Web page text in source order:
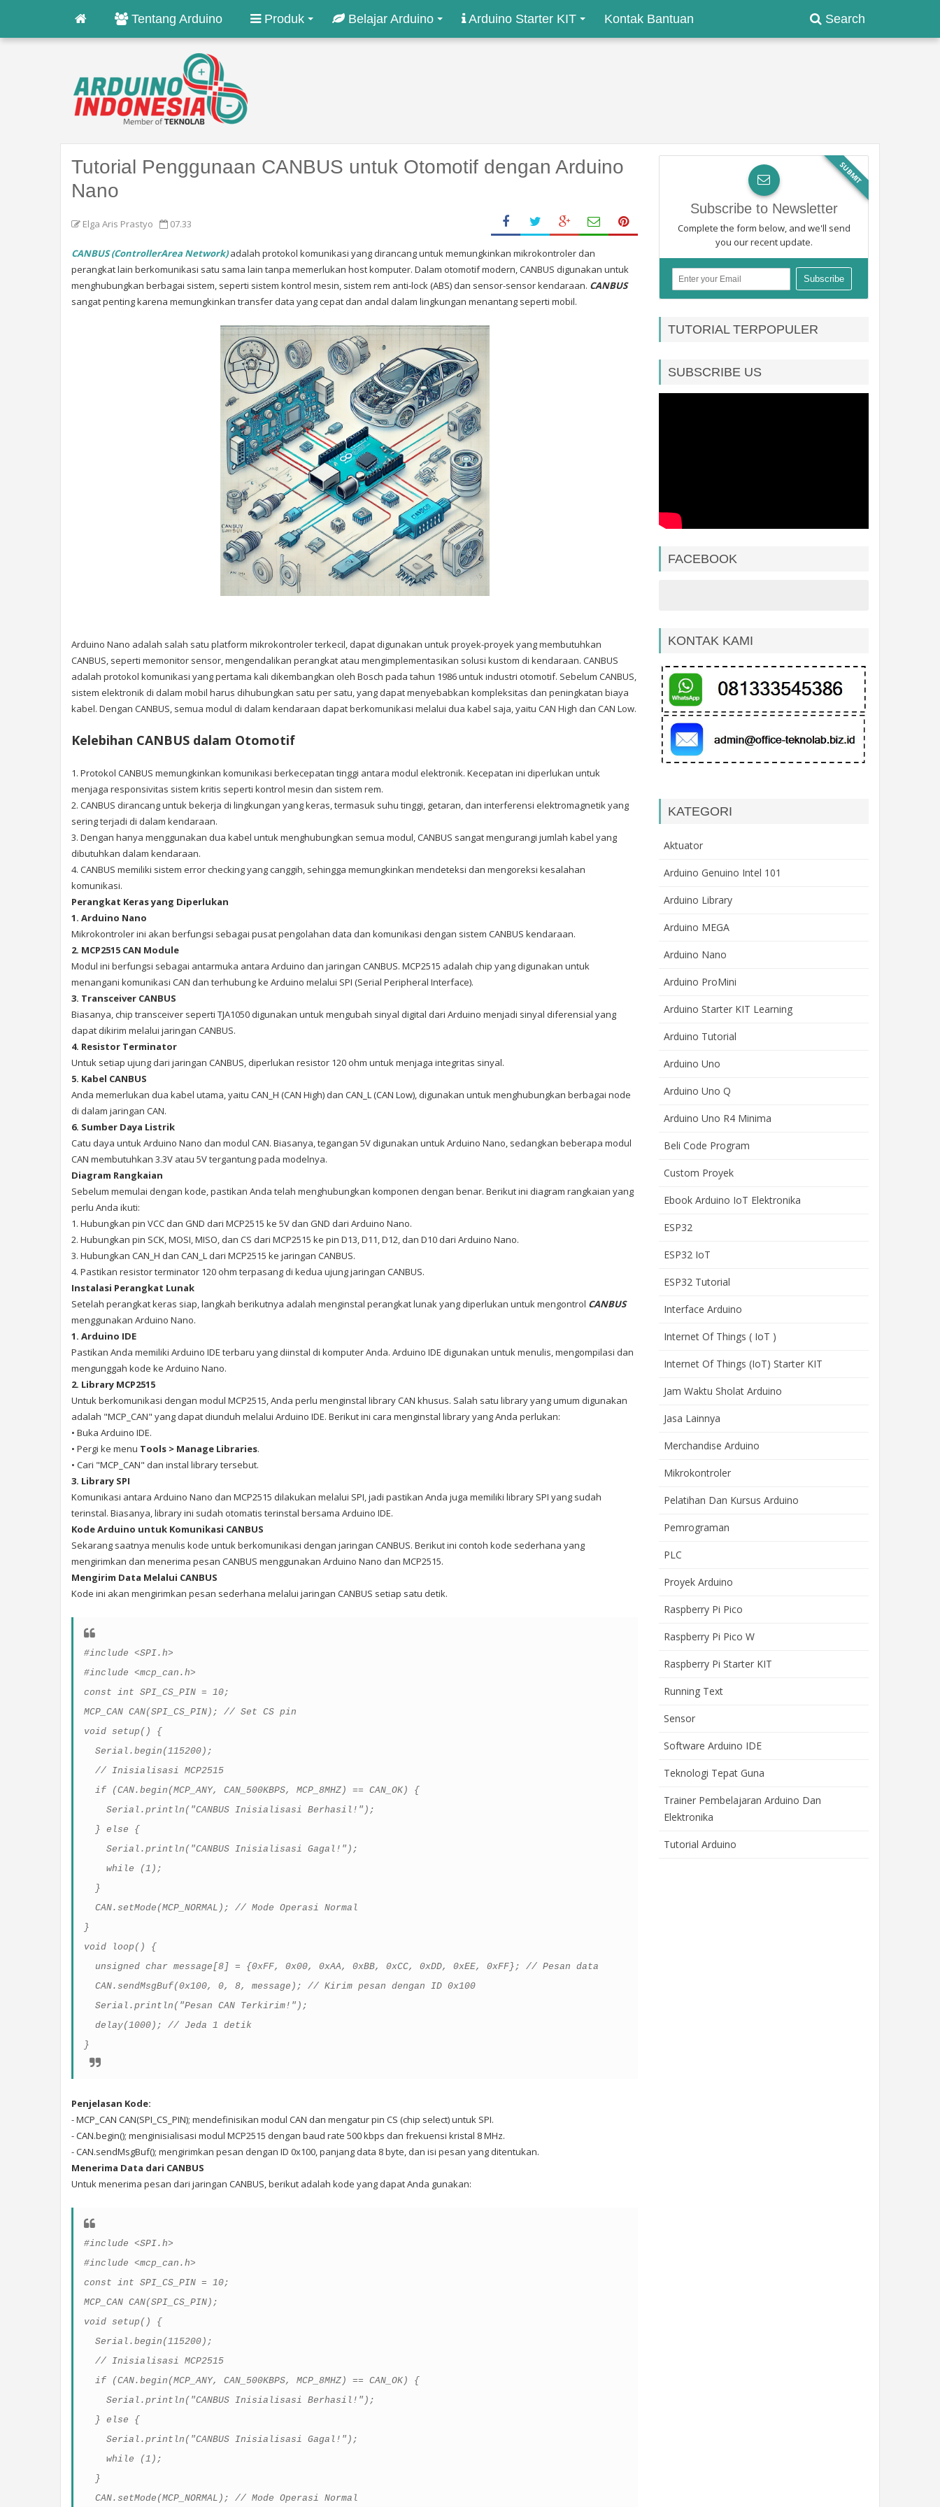
Search
Tentang Arduino Produk Belajar Arduino Arduino Starter KIT Kontak Bantuan
Tutorial Penggunaan CANBUS untuk Otomotif dengan Arduino
Nano
Elga Aris Prastyo 07.33
CANBUS (ControllerArea Network)adalah protokol komunikasi yang dirancang untuk memungkinkan mikrokontroler dan
perangkat lain berkomunikasi satu sama lain tanpa memerlukan host komputer. Dalam otomotif modern, CANBUS digunakan untuk
menghubungkan berbagai sistem, seperti sistem kontrol mesin, sistem rem anti-lock (ABS) dan sensor-sensor kendaraan. CANBUS
sangat penting karena memungkinkan transfer data yang cepat dan andal dalam lingkungan menantang seperti mobil.
Arduino Nano adalah salah satu platform mikrokontroler terkecil, dapat digunakan untuk proyek-proyek yang membutuhkan
CANBUS, seperti memonitor sensor, mengendalikan perangkat atau mengimplementasikan solusi kustom di kendaraan. CANBUS
adalah protokol komunikasi yang pertama kali dikembangkan oleh Bosch pada tahun 1986 untuk industri otomotif. Sebelum CANBUS,
sistem elektronik di dalam mobil harus dihubungkan satu per satu, yang dapat menyebabkan kompleksitas dan peningkatan biaya
kabel. Dengan CANBUS, semua modul di dalam kendaraan dapat berkomunikasi melalui dua kabel saja, yaitu CAN High dan CAN Low.
Kelebihan CANBUS dalam Otomotif
1. Protokol CANBUS memungkinkan komunikasi berkecepatan tinggi antara modul elektronik. Kecepatan ini diperlukan untuk
menjaga responsivitas sistem kritis seperti kontrol mesin dan sistem rem.
2. CANBUS dirancang untuk bekerja di lingkungan yang keras, termasuk suhu tinggi, getaran, dan interferensi elektromagnetik yang
sering terjadi di dalam kendaraan.
3. Dengan hanya menggunakan dua kabel untuk menghubungkan semua modul, CANBUS sangat mengurangi jumlah kabel yang
dibutuhkan dalam kendaraan.
4. CANBUS memiliki sistem error checking yang canggih, sehingga memungkinkan mendeteksi dan mengoreksi kesalahan
komunikasi.
Perangkat Keras yang Diperlukan
1. Arduino Nano
Mikrokontroler ini akan berfungsi sebagai pusat pengolahan data dan komunikasi dengan sistem CANBUS kendaraan.
2. MCP2515 CAN Module
Modul ini berfungsi sebagai antarmuka antara Arduino dan jaringan CANBUS. MCP2515 adalah chip yang digunakan untuk
menangani komunikasi CAN dan terhubung ke Arduino melalui SPI (Serial Peripheral Interface).
3. Transceiver CANBUS
Biasanya, chip transceiver seperti TJA1050 digunakan untuk mengubah sinyal digital dari Arduino menjadi sinyal diferensial yang
dapat dikirim melalui jaringan CANBUS.
4. Resistor Terminator
Untuk setiap ujung dari jaringan CANBUS, diperlukan resistor 120 ohm untuk menjaga integritas sinyal.
5. Kabel CANBUS
Anda memerlukan dua kabel utama, yaitu CAN_H (CAN High) dan CAN_L (CAN Low), digunakan untuk menghubungkan berbagai node
di dalam jaringan CAN.
6. Sumber Daya Listrik
Catu daya untuk Arduino Nano dan modul CAN. Biasanya, tegangan 5V digunakan untuk Arduino Nano, sedangkan beberapa modul
CAN membutuhkan 3.3V atau 5V tergantung pada modelnya.
Diagram Rangkaian
Sebelum memulai dengan kode, pastikan Anda telah menghubungkan komponen dengan benar. Berikut ini diagram rangkaian yang
perlu Anda ikuti:
1. Hubungkan pin VCC dan GND dari MCP2515 ke 5V dan GND dari Arduino Nano.
2. Hubungkan pin SCK, MOSI, MISO, dan CS dari MCP2515 ke pin D13, D11, D12, dan D10 dari Arduino Nano.
3. Hubungkan CAN_H dan CAN_L dari MCP2515 ke jaringan CANBUS.
4. Pastikan resistor terminator 120 ohm terpasang di kedua ujung jaringan CANBUS.
Instalasi Perangkat Lunak
Setelah perangkat keras siap, langkah berikutnya adalah menginstal perangkat lunak yang diperlukan untuk mengontrol CANBUS
menggunakan Arduino Nano.
1. Arduino IDE
Pastikan Anda memiliki Arduino IDE terbaru yang diinstal di komputer Anda. Arduino IDE digunakan untuk menulis, mengompilasi dan
mengunggah kode ke Arduino Nano.
2. Library MCP2515
Untuk berkomunikasi dengan modul MCP2515, Anda perlu menginstal library CAN khusus. Salah satu library yang umum digunakan
adalah "MCP_CAN" yang dapat diunduh melalui Arduino IDE. Berikut ini cara menginstal library yang Anda perlukan:
• Buka Arduino IDE.
• Pergi ke menu Tools > Manage Libraries.
• Cari "MCP_CAN" dan instal library tersebut.
3. Library SPI
Komunikasi antara Arduino Nano dan MCP2515 dilakukan melalui SPI, jadi pastikan Anda juga memiliki library SPI yang sudah
terinstal. Biasanya, library ini sudah otomatis terinstal bersama Arduino IDE.
Kode Arduino untuk Komunikasi CANBUS
Sekarang saatnya menulis kode untuk berkomunikasi dengan jaringan CANBUS. Berikut ini contoh kode sederhana yang
mengirimkan dan menerima pesan CANBUS menggunakan Arduino Nano dan MCP2515.
Mengirim Data Melalui CANBUS
Kode ini akan mengirimkan pesan sederhana melalui jaringan CANBUS setiap satu detik.
#include <SPI.h>
#include <mcp_can.h>
const int SPI_CS_PIN = 10;
MCP_CAN CAN(SPI_CS_PIN); // Set CS pin
void setup() {
Serial.begin(115200);
// Inisialisasi MCP2515
if (CAN.begin(MCP_ANY, CAN_500KBPS, MCP_8MHZ) == CAN_OK) {
Serial.println("CANBUS Inisialisasi Berhasil!");
} else {
Serial.println("CANBUS Inisialisasi Gagal!");
while (1);
}
CAN.setMode(MCP_NORMAL); // Mode Operasi Normal
}
void loop() {
unsigned char message[8] = {0xFF, 0x00, 0xAA, 0xBB, 0xCC, 0xDD, 0xEE, 0xFF}; // Pesan data
CAN.sendMsgBuf(0x100, 0, 8, message); // Kirim pesan dengan ID 0x100
Serial.println("Pesan CAN Terkirim!");
delay(1000); // Jeda 1 detik
}
Penjelasan Kode:
- MCP_CAN CAN(SPI_CS_PIN); mendefinisikan modul CAN dan mengatur pin CS (chip select) untuk SPI.
- CAN.begin(); menginisialisasi modul MCP2515 dengan baud rate 500 kbps dan frekuensi kristal 8 MHz.
- CAN.sendMsgBuf(); mengirimkan pesan dengan ID 0x100, panjang data 8 byte, dan isi pesan yang ditentukan.
Menerima Data dari CANBUS
Untuk menerima pesan dari jaringan CANBUS, berikut adalah kode yang dapat Anda gunakan:
#include <SPI.h>
#include <mcp_can.h>
const int SPI_CS_PIN = 10;
MCP_CAN CAN(SPI_CS_PIN);
void setup() {
Serial.begin(115200);
// Inisialisasi MCP2515
if (CAN.begin(MCP_ANY, CAN_500KBPS, MCP_8MHZ) == CAN_OK) {
Serial.println("CANBUS Inisialisasi Berhasil!");
} else {
Serial.println("CANBUS Inisialisasi Gagal!");
while (1);
}
CAN.setMode(MCP_NORMAL); // Mode Operasi Normal
SUBMIT
Subscribe to Newsletter
Complete the form below, and we'll send
you our recent update.
TUTORIAL TERPOPULER
SUBSCRIBE US
FACEBOOK
KONTAK KAMI
KATEGORI
Aktuator
Arduino Genuino Intel 101
Arduino Library
Arduino MEGA
Arduino Nano
Arduino ProMini
Arduino Starter KIT Learning
Arduino Tutorial
Arduino Uno
Arduino Uno Q
Arduino Uno R4 Minima
Beli Code Program
Custom Proyek
Ebook Arduino IoT Elektronika
ESP32
ESP32 IoT
ESP32 Tutorial
Interface Arduino
Internet Of Things ( IoT )
Internet Of Things (IoT) Starter KIT
Jam Waktu Sholat Arduino
Jasa Lainnya
Merchandise Arduino
Mikrokontroler
Pelatihan Dan Kursus Arduino
Pemrograman
PLC
Proyek Arduino
Raspberry Pi Pico
Raspberry Pi Pico W
Raspberry Pi Starter KIT
Running Text
Sensor
Software Arduino IDE
Teknologi Tepat Guna
Trainer Pembelajaran Arduino Dan
Elektronika
Tutorial Arduino